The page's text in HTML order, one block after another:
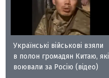
Українські військові взяли
в полон громадян Китаю, які
воювали за Росію (відео)